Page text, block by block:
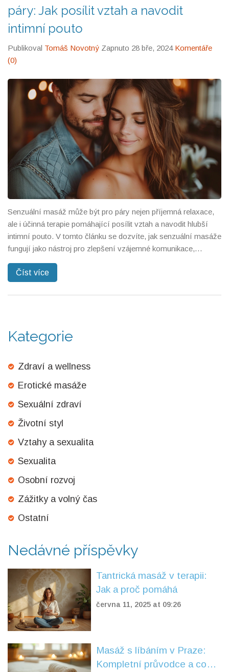
páry: Jak posílit vztah a navodit
intimní pouto
Publikoval Tomáš Novotný Zapnuto 28 bře, 2024 Komentáře
(0)
Senzuální masáž může být pro páry nejen příjemná relaxace,
ale i účinná terapie pomáhající posílit vztah a navodit hlubší
intimní pouto. V tomto článku se dozvíte, jak senzuální masáže
fungují jako nástroj pro zlepšení vzájemné komunikace,
partnerů. Seznámíme vás s technikami a tipy, jak si senzuální
Číst více
Kategorie
Zdraví a wellness
Erotické masáže
Sexuální zdraví
Životní styl
Vztahy a sexualita
Sexualita
Osobní rozvoj
Zážitky a volný čas
Ostatní
Nedávné příspěvky
Tantrická masáž v terapii:
Jak a proč pomáhá
června 11, 2025 at 09:26
Masáž s líbáním v Praze:
Kompletní průvodce a co